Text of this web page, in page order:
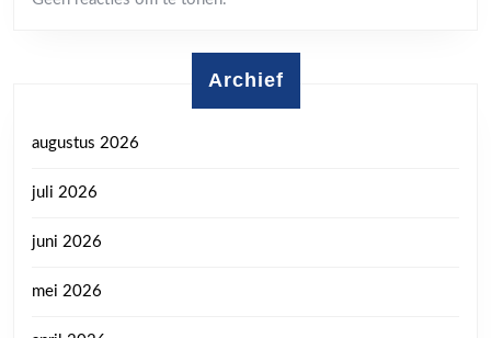
Archief
augustus 2026
juli 2026
juni 2026
mei 2026